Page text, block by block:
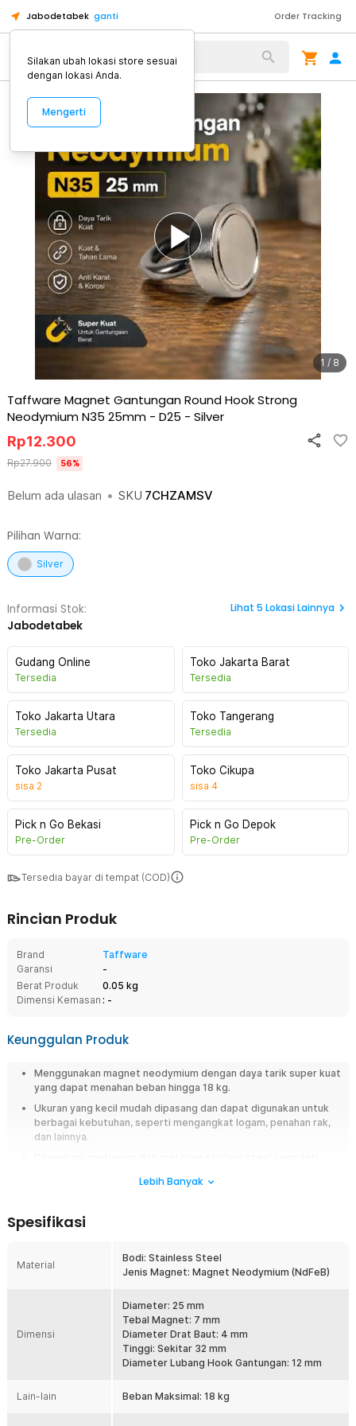
Jabodetabek ganti Order Tracking
Alat Kopi
1 / 8
Taffware Magnet Gantungan Round Hook Strong
Neodymium N35 25mm - D25 - Silver
Belum ada ulasan • SKU 7CHZAMSV
Rp12.300
Rp27.900 56%
Pilihan Warna:
Silver
Informasi Stok:
Jabodetabek
Lihat 5 Lokasi Lainnya
Gudang Online
Tersedia
Toko Jakarta Barat
Tersedia
Toko Jakarta Utara
Tersedia
Toko Tangerang
Tersedia
Toko Jakarta Pusat
sisa 2
Toko Cikupa
sisa 4
Pick n Go Bekasi
Pre-Order
Pick n Go Depok
Pre-Order
Tersedia bayar di tempat (COD)
Rincian Produk
Brand
Taffware
Garansi
-
Berat Produk
0.05 kg
Dimensi Kemasan : -
Keunggulan Produk
Menggunakan magnet neodymium dengan daya tarik super kuat
yang dapat menahan beban hingga 18 kg.
Ukuran yang kecil mudah dipasang dan dapat digunakan untuk
berbagai kebutuhan, seperti mengangkat logam, penahan rak,
dan lainnya.
Overview
miliki. Anda bisa menggunakannya untuk kebutuhan rumah, industri,
indoor dan outdoor. Skenario penggunaannya pun cukup luas, seperti
area besi dengan sangat kokoh.
Fitur
besi. Kekuatan magnet dapat menahan beban seberat 18 kg,
Lebih Banyak
Spesifikasi
Material
Bodi: Stainless Steel
Jenis Magnet: Magnet Neodymium (NdFeB)
Dimensi
Diameter: 25 mm
Tebal Magnet: 7 mm
Diameter Drat Baut: 4 mm
Tinggi: Sekitar 32 mm
Diameter Lubang Hook Gantungan: 12 mm
Lain-lain Beban Maksimal: 18 kg
Silakan ubah lokasi store sesuai
dengan lokasi Anda.
Mengerti